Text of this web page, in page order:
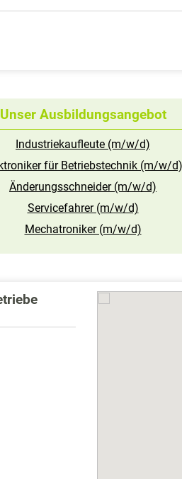
Unser Ausbildungsangebot
Industriekaufleute (m/w/d)
für Betriebstechnik (m/w/d)
Änderungsschneider (m/w/d)
Servicefahrer (m/w/d)
Mechatroniker (m/w/d)